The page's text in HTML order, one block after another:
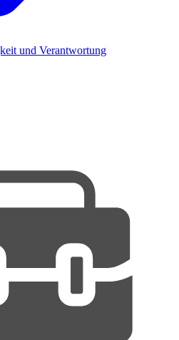
und Verantwortung